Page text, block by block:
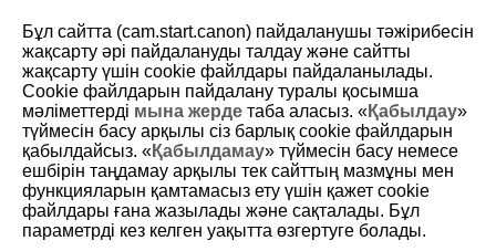
D185-077
Анықтық
Сурет анықтығын сурет шеттерінің контрасты арқылы анықталғандай
реттеуіңізге болады.
Суреттерді жұмсағырақ етіп көрсету үшін болымсыз жағына қарай,
ал өткірлеу көрініс үшін болымды жағына қарай орнатыңыз.
Бұл сайтта (cam.start.canon) пайдаланушы тәжірибесін
жақсарту әрі пайдалануды талдау және сайтты
жақсарту үшін сookie файлдары пайдаланылады.
Cookie файлдарын пайдалану туралы қосымша
мәліметтерді мына жерде таба аласыз. «Қабылдау»
түймесін басу арқылы сіз барлық cookie файлдарын
қабылдайсыз. «Қабылдамау» түймесін басу немесе
ешбірін таңдамау арқылы тек сайттың мазмұны мен
функцияларын қамтамасыз ету үшін қажет cookie
файлдары ғана жазылады және сақталады. Бұл
параметрді кез келген уақытта өзгертуге болады.